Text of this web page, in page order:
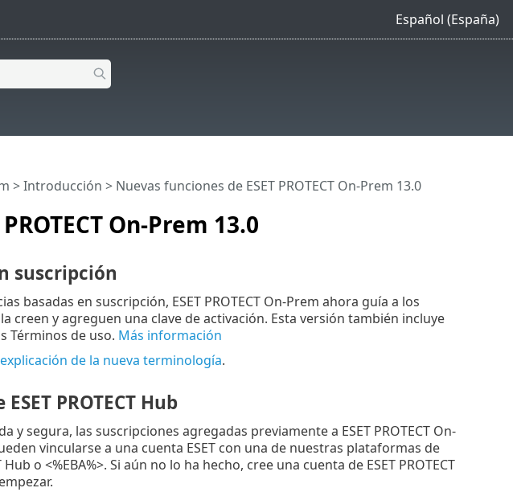
Español (España)
On-Prem 13.0
>Introducción > Nuevas funciones de ESET PROTECT On-Prem 13.0
suscripción
basadas en suscripción, ESET PROTECT On-Prem ahora guía a los
creen y agreguen una clave de activación. Esta versión también incluye
Términos de uso. Más información
de la nueva terminología.
PROTECT Hub
segura, las suscripciones agregadas previamente a ESET PROTECT On-
vincularse a una cuenta ESET con una de nuestras plataformas de
o <%EBA%>. Si aún no lo ha hecho, cree una cuenta de ESET PROTECT